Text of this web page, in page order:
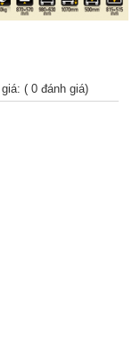
( 0 đánh giá)